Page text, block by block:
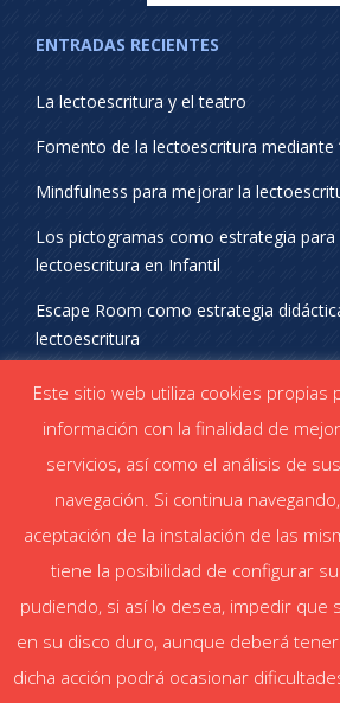
ENTRADAS RECIENTES
La lectoescritura y el teatro
Fomento de la lectoescritura mediante
Mindfulness para mejorar la
Los pictogramas como estrategia para
lectoescritura en Infantil
Escape Room como estrategia
lectoescritura
¡SÍGUENOS EN REDES SOCIALES!
Catálogo STABILO (PDF) Catálogo
Este sitio web utiliza cookies propias
información con la finalidad de
servicios, así como el análisis de
navegación. Si continua
aceptación de la instalación de las
tiene la posibilidad de configurar
pudiendo, si así lo desea, impedir que
en su disco duro, aunque deberá
dicha acción podrá ocasionar